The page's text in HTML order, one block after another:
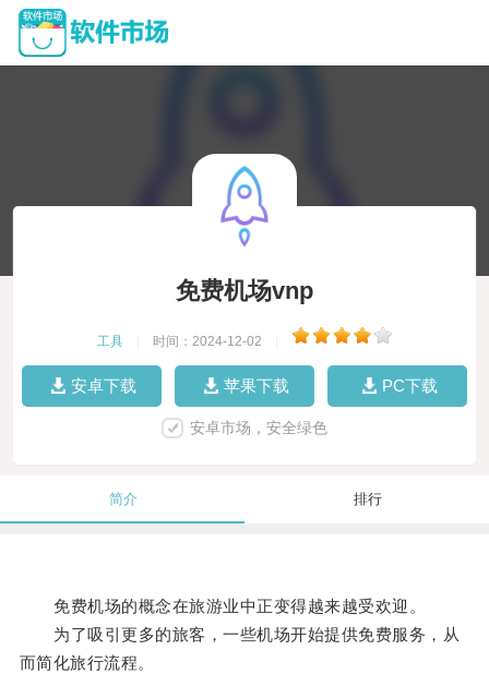
免费机场vnp
工具 时间：2024-12-02
安卓下载 苹果下载 PC下载
安卓市场，安全绿色
简介 排行
免费机场的概念在旅游业中正变得越来越受欢迎。
为了吸引更多的旅客，一些机场开始提供免费服务，从
而简化旅行流程。